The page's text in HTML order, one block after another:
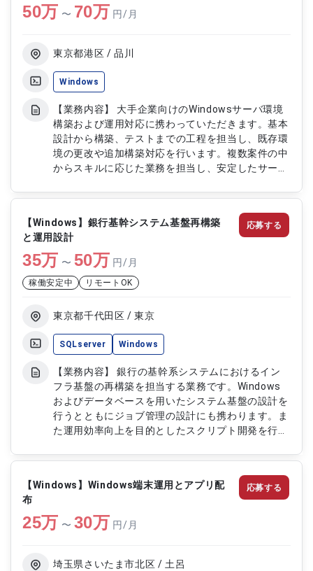
および進行管理 ・インフラ環境の改善および最適
化対応 ・障害対応および原因調査 ・各種システム
（
50万 〜 70万 円/月
東京都港区 / 品川
Windows
【業務内容】 大手企業向けのWindowsサーバ環境
構築および運用対応に携わっていただきます。基本
設計から構築、テストまでの工程を担当し、既存環
境の更改や追加構築対応を行います。複数案件の中
からスキルに応じた業務を担当し、安定したサーバ
Windowsサーバの設計対応 ・サーバ構築および設
定作業 ・基本設計および詳細設計対応 ・テスト計
画および実施 ・既存環境の改修および更改対応 ・
運用ドキュメント作成
【Windows】銀行基幹システム基盤再構築
と運用設計
35万 〜 50万 円/月
稼働安定中 リモートOK
東京都千代田区 / 東京
SQLserver Windows
【業務内容】 銀行の基幹系システムにおけるイン
フラ基盤の再構築を担当する業務です。Windows
およびデータベースを用いたシステム基盤の設計を
行うとともにジョブ管理の設計にも携わります。ま
た運用効率向上を目的としたスクリプト開発を行い
容】 ・システム基盤の設計 ・データベース設計お
よび構築 ・ジョブ管理設計 ・運用スクリプトの作
成 ・バッチ処理の設計および実装 ・テストおよび
応募する
【Windows】Windows端末運用とアプリ配
布
25万 〜 30万 円/月
埼玉県さいたま市北区 / 土呂
応募する